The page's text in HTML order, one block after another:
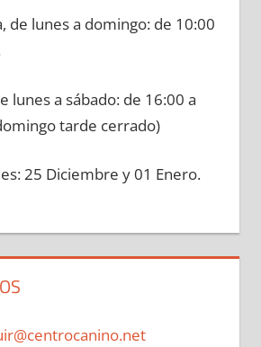
de lunes a domingo: de 10:00
lunes a sábado: de 16:00 a
tarde cerrado)
25 Diciembre y 01 Enero.